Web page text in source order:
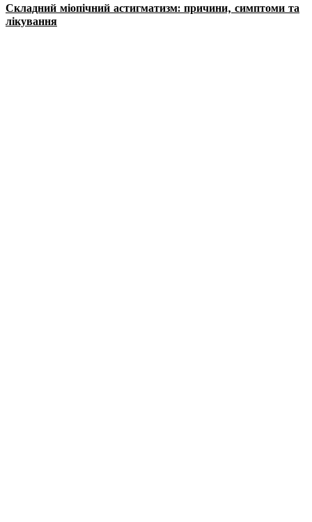
Складний міопічний астигматизм: причини, симптоми та
лікування